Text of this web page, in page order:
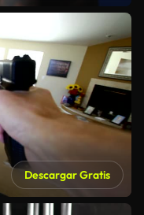
Descargar Gratis